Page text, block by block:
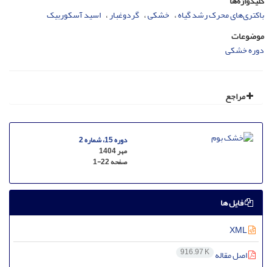
باکتری‌های محرک رشد گیاه خشکی گردوغبار اسید آسکوربیک
موضوعات
دوره خشکی
مراجع
دوره 15، شماره 2
مهر 1404
صفحه1-22
فایل ها
اصل مقاله 916.97 K